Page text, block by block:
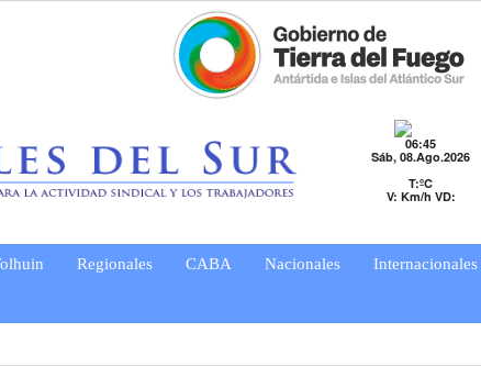
06:45
Sáb, 08.Ago.2026
T:ºC
V: Km/h VD:
Regionales CABA Nacionales Internacionales